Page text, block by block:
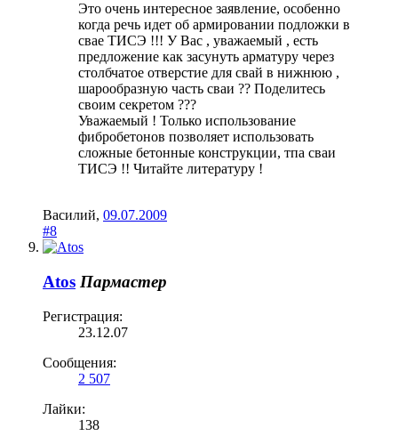
Это очень интересное заявление, особенно
когда речь идет об армировании подложки в
свае ТИСЭ !!! У Вас , уважаемый , есть
предложение как засунуть арматуру через
столбчатое отверстие для свай в нижнюю ,
шарообразную часть сваи ?? Поделитесь
своим секретом ???
Уважаемый ! Только использование
фибробетонов позволяет использовать
сложные бетонные конструкции, тпа сваи
ТИСЭ !! Читайте литературу !
Василий, 09.07.2009
#8
Atos Пармастер
Регистрация:
23.12.07
Сообщения:
2 507
Лайки:
138